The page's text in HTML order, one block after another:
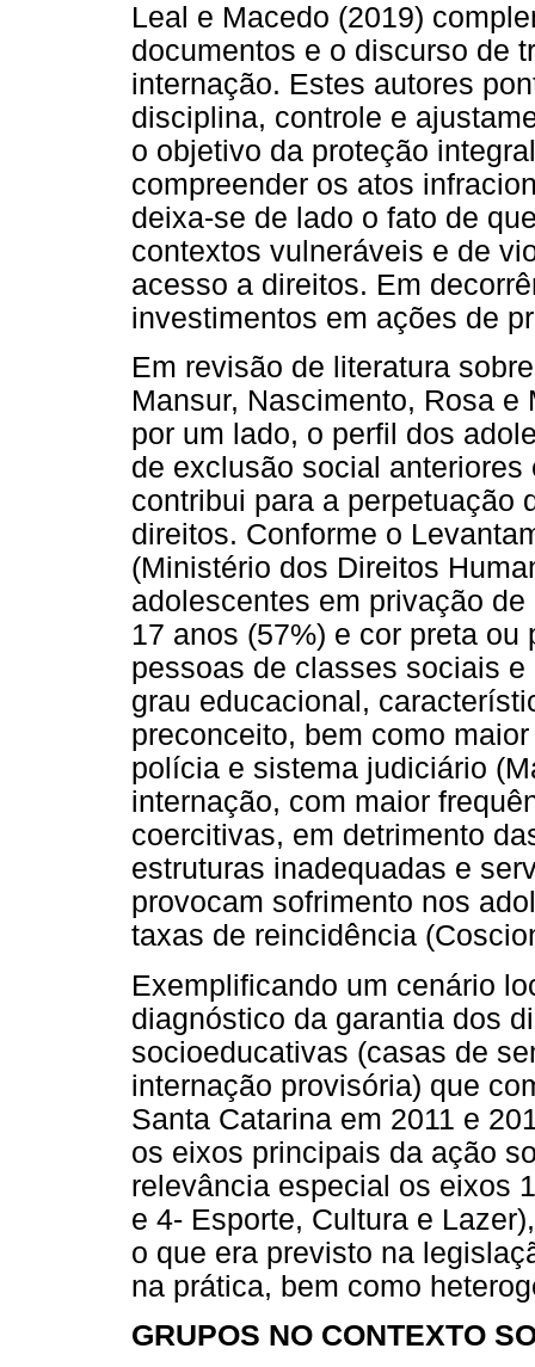
Leal e Macedo (2019)
documentos e o discurso de
internação. Estes autores
disciplina, controle e
o objetivo da proteção
compreender os atos
deixa-se de lado o fato de
contextos vulneráveis e de
acesso a direitos. Em
investimentos em ações de
Em revisão de literatura
Mansur, Nascimento, Rosa e
por um lado, o perfil dos
de exclusão social
contribui para a perpetuação
direitos. Conforme o
(Ministério dos Direitos
adolescentes em privação
17 anos (57%) e cor preta
pessoas de classes sociais
grau educacional,
preconceito, bem como
polícia e sistema judiciário
internação, com maior
coercitivas, em detrimento
estruturas inadequadas e
provocam sofrimento nos
taxas de reincidência
Exemplificando um cenário
diagnóstico da garantia dos
socioeducativas (casas de
internação provisória) que
Santa Catarina em 2011 e
os eixos principais da ação
relevância especial os eixos
e 4- Esporte, Cultura e
o que era previsto na
na prática, bem como
GRUPOS NO CONTEXTO